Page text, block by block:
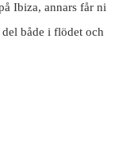
Ibiza, annars får ni
både i flödet och